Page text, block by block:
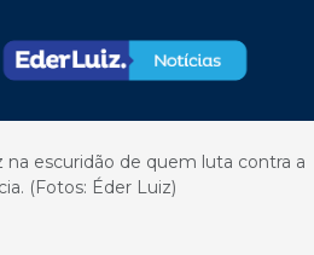
na escuridão de quem luta contra a
(Fotos: Éder Luiz)